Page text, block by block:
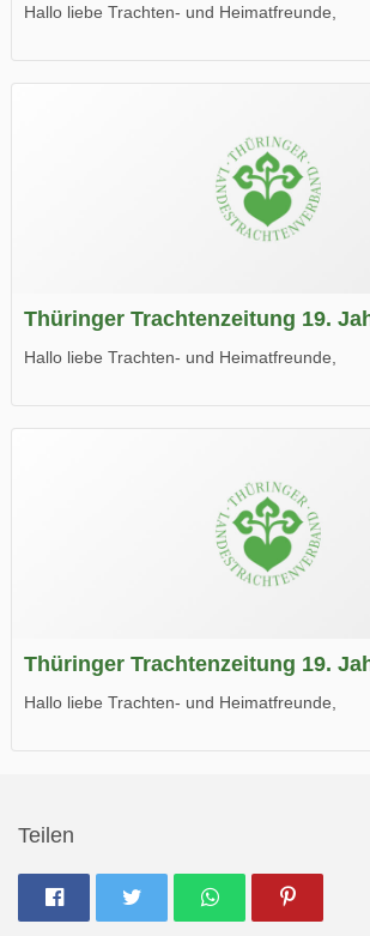
Hallo liebe Trachten- und Heimatfreunde,
Wir wünschen Euch viel Spaß beim Lesen.
Thüringer Trachtenzeitung 19.
Hallo liebe Trachten- und Heimatfreunde,
Wir wünschen Euch viel Spaß beim Lesen.
Thüringer Trachtenzeitung 19.
Hallo liebe Trachten- und Heimatfreunde,
Teilen